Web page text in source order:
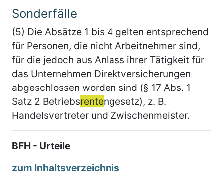
Sonderfälle
(5) Die Absätze 1 bis 4 gelten entsprechend
für Personen, die nicht Arbeitnehmer sind,
für die jedoch aus Anlass ihrer Tätigkeit für
das Unternehmen Direktversicherungen
abgeschlossen worden sind (§ 17 Abs. 1
Satz 2 Betriebsrentengesetz), z. B.
Handelsvertreter und Zwischenmeister.
BFH - Urteile
zum Inhaltsverzeichnis